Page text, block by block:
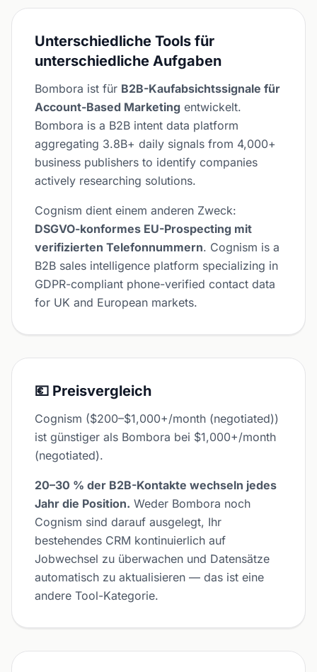
Unterschiedliche Tools für
unterschiedliche Aufgaben
Bombora ist für B2B-Kaufabsichtssignale für
Account-Based Marketing entwickelt.
Bombora is a B2B intent data platform
aggregating 3.8B+ daily signals from 4,000+
business publishers to identify companies
actively researching solutions.
Cognism dient einem anderen Zweck:
DSGVO-konformes EU-Prospecting mit
verifizierten Telefonnummern. Cognism is a
B2B sales intelligence platform specializing in
GDPR-compliant phone-verified contact data
for UK and European markets.
💶 Preisvergleich
Cognism ($200–$1,000+/month (negotiated))
ist günstiger als Bombora bei $1,000+/month
(negotiated).
20–30 % der B2B-Kontakte wechseln jedes
Jahr die Position. Weder Bombora noch
Cognism sind darauf ausgelegt, Ihr
bestehendes CRM kontinuierlich auf
Jobwechsel zu überwachen und Datensätze
automatisch zu aktualisieren — das ist eine
andere Tool-Kategorie.